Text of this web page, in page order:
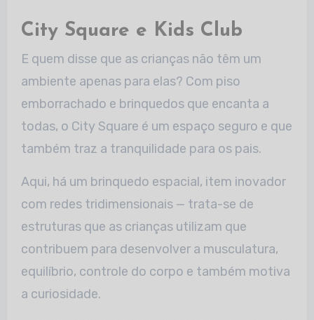
City Square e Kids Club
E quem disse que as crianças não têm um
ambiente apenas para elas? Com piso
emborrachado e brinquedos que encanta a
todas, o City Square é um espaço seguro e que
também traz a tranquilidade para os pais.
Aqui, há um brinquedo espacial, item inovador
com redes tridimensionais — trata-se de
estruturas que as crianças utilizam que
contribuem para desenvolver a musculatura,
equilíbrio, controle do corpo e também motiva
a curiosidade.